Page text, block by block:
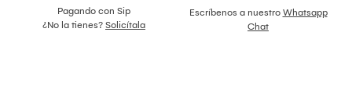
Pagando con Sip
¿No la tienes? Solicítala
Escríbenos a nuestro Whatsapp
Chat